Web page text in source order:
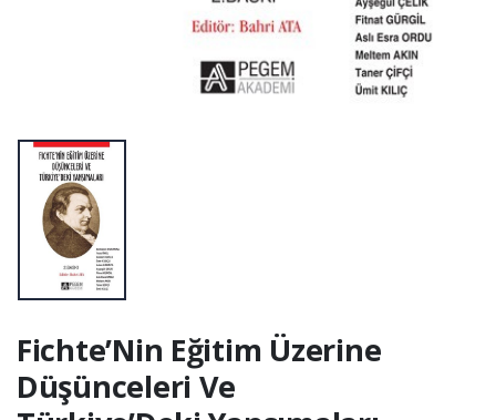
Fichte’Nin Eğitim Üzerine
Düşünceleri Ve